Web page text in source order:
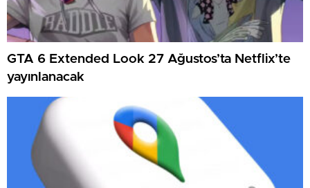
GTA 6 Extended Look 27 Ağustos’ta Netflix’te
yayınlanacak